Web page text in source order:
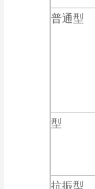
普通型
型
抗振型